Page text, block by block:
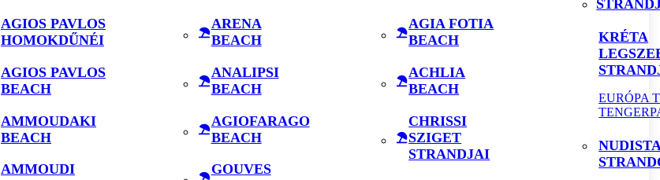
AGIOS PAVLOS
HOMOKDŰNÉI
AGIOS PAVLOS
BEACH
AMMOUDAKI
BEACH
AMMOUDI
ARENA
BEACH
ANALIPSI
BEACH
AGIOFARAGO
BEACH
GOUVES
AGIA FOTIA
BEACH
ACHLIA
BEACH
CHRISSI
SZIGET
STRANDJAI
KRÉTA
EURÓPA